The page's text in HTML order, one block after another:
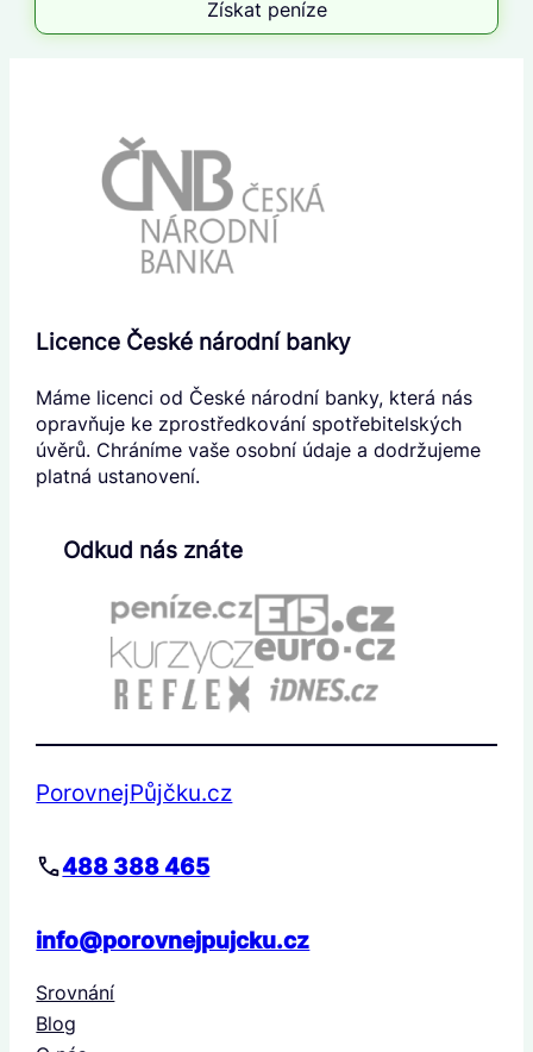
Získat peníze
Licence České národní banky
Máme licenci od České národní banky, která nás
opravňuje ke zprostředkování spotřebitelských
úvěrů. Chráníme vaše osobní údaje a dodržujeme
platná ustanovení.
Odkud nás znáte
PorovnejPůjčku.cz
488 388 465
info@porovnejpujcku.cz
Srovnání
Blog